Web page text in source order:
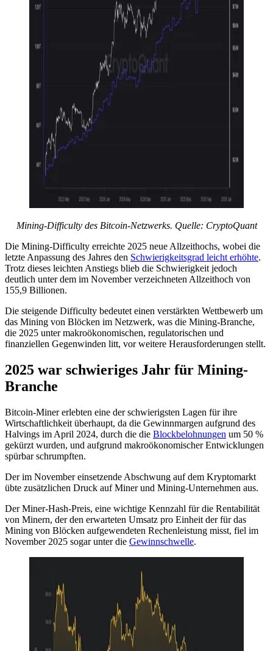
Mining-Difficulty des Bitcoin-Netzwerks. Quelle: CryptoQuant
Die Mining-Difficulty erreichte 2025 neue Allzeithochs, wobei die
letzte Anpassung des Jahres den Schwierigkeitsgrad leicht erhöhte.
Trotz dieses leichten Anstiegs blieb die Schwierigkeit jedoch
deutlich unter dem im November verzeichneten Allzeithoch von
155,9 Billionen.
Die steigende Difficulty bedeutet einen verstärkten Wettbewerb um
das Mining von Blöcken im Netzwerk, was die Mining-Branche,
die 2025 unter makroökonomischen, regulatorischen und
finanziellen Gegenwinden litt, vor weitere Herausforderungen stellt.
2025 war schwieriges Jahr für Mining-
Branche
Bitcoin-Miner erlebten eine der schwierigsten Lagen für ihre
Wirtschaftlichkeit überhaupt, da die Gewinnmargen aufgrund des
Halvings im April 2024, durch die die Blockbelohnungen um 50 %
gekürzt wurden, und aufgrund makroökonomischer Entwicklungen
spürbar schrumpften.
Der im November einsetzende Abschwung auf dem Kryptomarkt
übte zusätzlichen Druck auf Miner und Mining-Unternehmen aus.
Der Miner-Hash-Preis, eine wichtige Kennzahl für die Rentabilität
von Minern, der den erwarteten Umsatz pro Einheit der für das
Mining von Blöcken aufgewendeten Rechenleistung misst, fiel im
November 2025 sogar unter die Gewinnschwelle.